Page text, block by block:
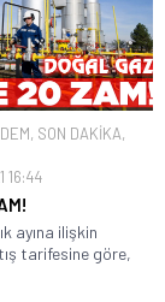
, SON DAKİKA,
16:44
ayına ilişkin
tarifesine göre,